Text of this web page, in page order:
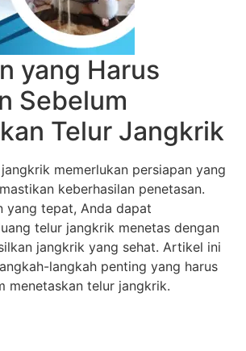
yang Harus
Sebelum
Telur Jangkrik
memerlukan persiapan yang
keberhasilan penetasan.
yang tepat, Anda dapat
telur jangkrik menetas dengan
jangkrik yang sehat. Artikel ini
langkah penting yang harus
menetaskan telur jangkrik.